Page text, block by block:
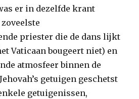
er in dezelfde krant
priester die de dans lijkt
Vaticaan bougeert niet) en
atmosfeer binnen de
getuigen geschetst
getuigenissen,